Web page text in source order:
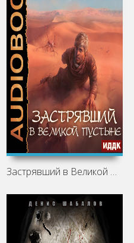
Застрявший в Великой Пустыне